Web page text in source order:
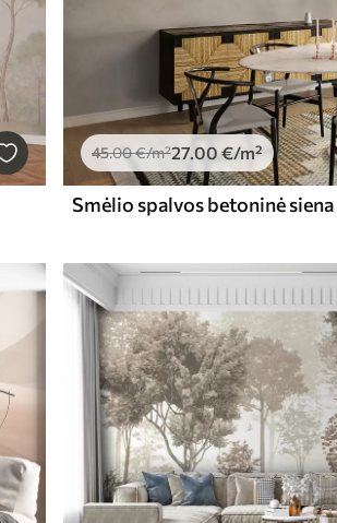
45.00€/m²27.00 €/m²
Smėlio spalvos betoninė siena